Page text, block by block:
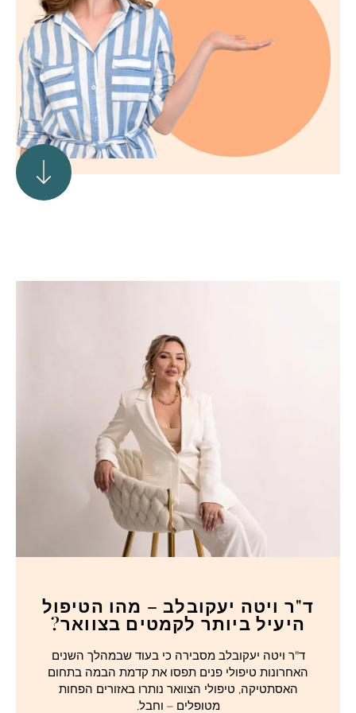
ד"ר ויטה יעקובלב – מהו הטיפול
היעיל ביותר לקמטים בצוואר?
ד"ר ויטה יעקובלב מסבירה כי בעוד שבמהלך השנים
האחרונות טיפולי פנים תפסו את קדמת הבמה בתחום
האסתטיקה, טיפולי הצוואר נותרו באזורים הפחות
מטופלים – וחבל.